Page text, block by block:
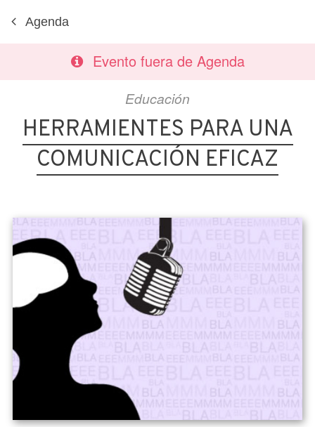
Agenda
Evento fuera de Agenda
Educación
HERRAMIENTES PARA UNA
COMUNICACIÓN EFICAZ